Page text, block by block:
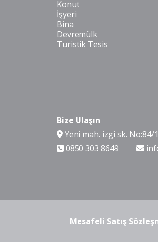
Konut
İşyeri
Bina
Devremülk
Turistik Tesis
Bize Ulaşın
Yeni mah. izgi sk.
0850 303 8649
Mesafeli Satış